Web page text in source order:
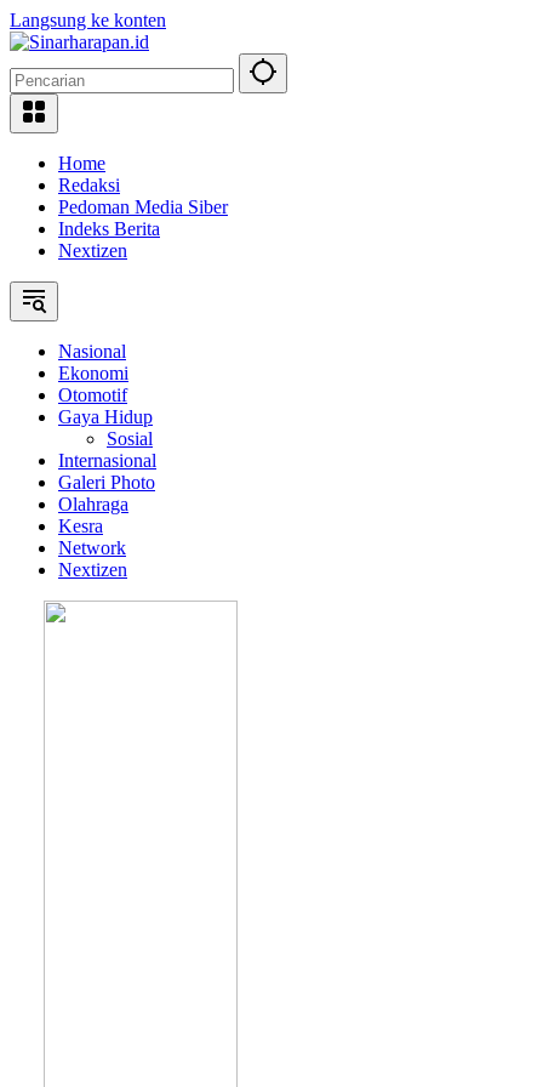
Langsung ke konten
Home
Redaksi
Pedoman Media Siber
Indeks Berita
Nextizen
Nasional
Ekonomi
Otomotif
Gaya Hidup
Sosial
Internasional
Galeri Photo
Olahraga
Kesra
Network
Nextizen